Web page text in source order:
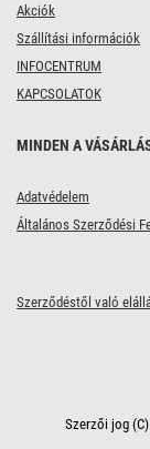
Akciók
Szállítási információk
INFOCENTRUM
KAPCSOLATOK
MINDEN A
Adatvédelem
Általános Szerződési
Szerződéstől való
Szerzői jog